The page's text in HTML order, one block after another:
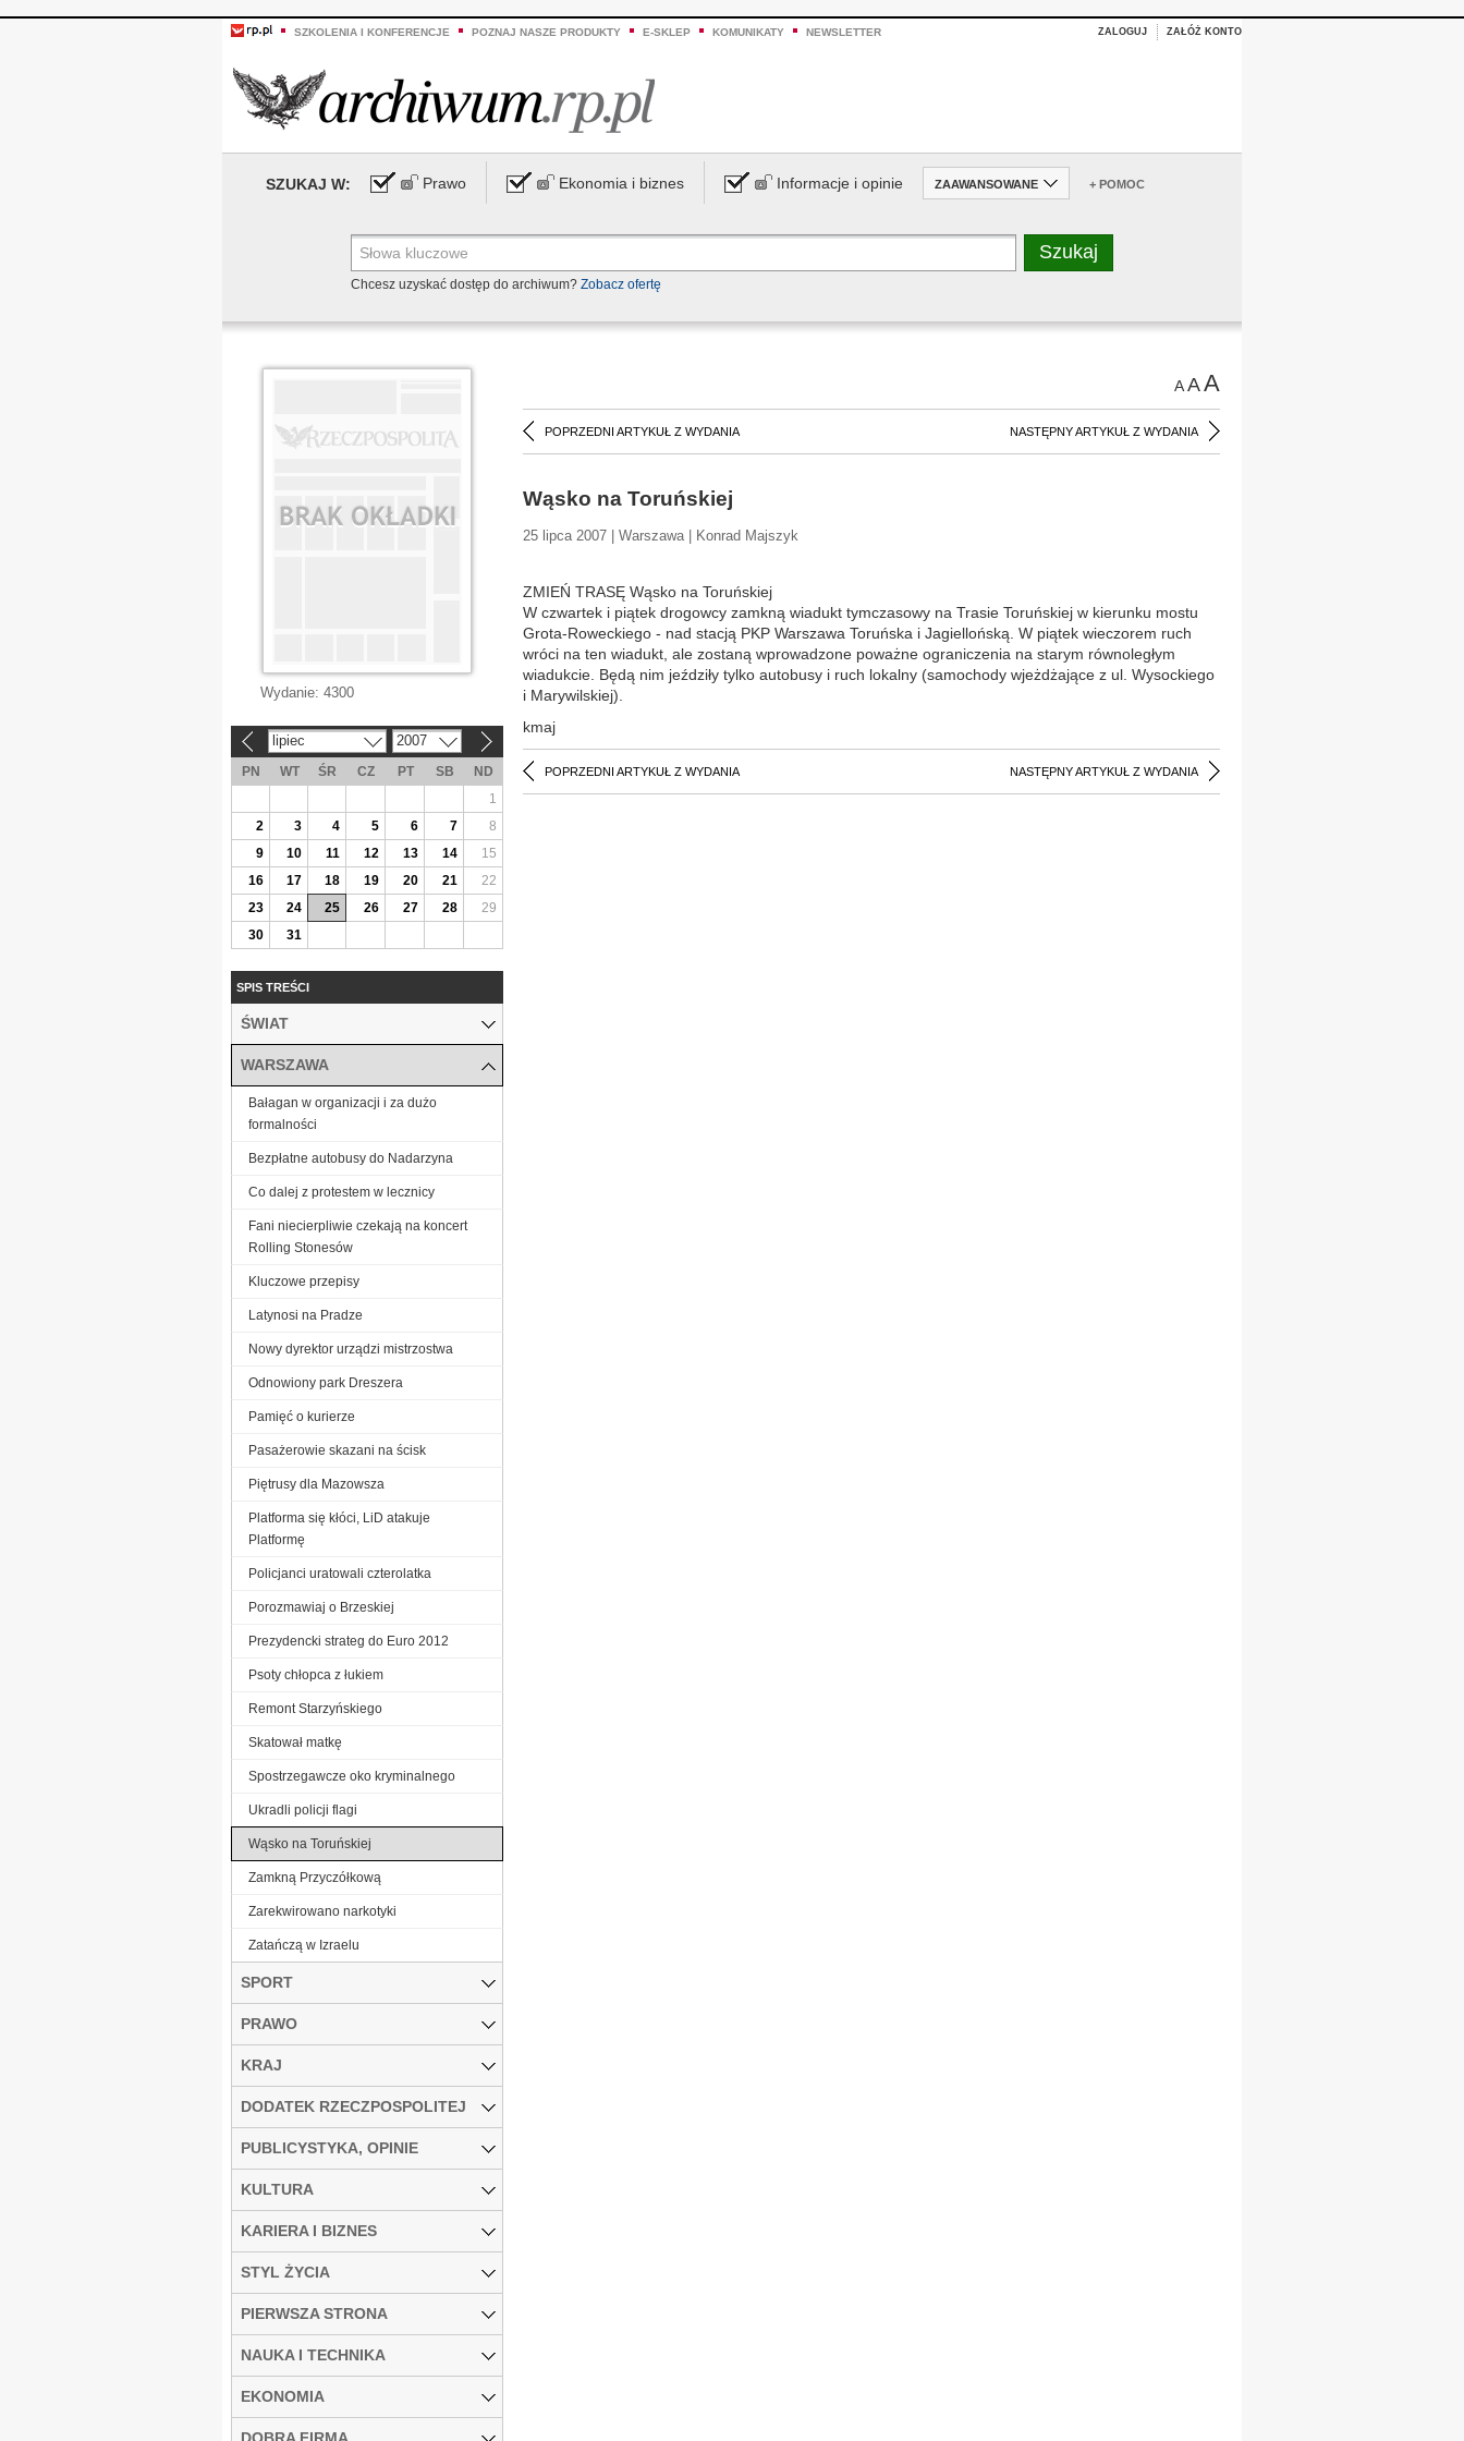
SZKOLENIA I KONFERENCJE POZNAJ NASZE PRODUKTY E-SKLEP KOMUNIKATY NEWSLETTER ZALOGUJ ZAŁÓŻ KONTO
SZUKAJ W: Prawo Ekonomia i biznes Informacje i opinie ZAAWANSOWANE + POMOC
Chcesz uzyskać dostęp do archiwum? Zobacz ofertę
AAA
POPRZEDNI ARTYKUŁ Z WYDANIA NASTĘPNY ARTYKUŁ Z WYDANIA
Wąsko na Toruńskiej
25 lipca 2007 | Warszawa | Konrad Majszyk
ZMIEŃ TRASĘ Wąsko na Toruńskiej
W czwartek i piątek drogowcy zamkną wiadukt tymczasowy na Trasie Toruńskiej w kierunku mostu
Grota-Roweckiego - nad stacją PKP Warszawa Toruńska i Jagiellońską. W piątek wieczorem ruch
wróci na ten wiadukt, ale zostaną wprowadzone poważne ograniczenia na starym równoległym
wiadukcie. Będą nim jeździły tylko autobusy i ruch lokalny (samochody wjeżdżające z ul. Wysockiego
i Marywilskiej).
kmaj
POPRZEDNI ARTYKUŁ Z WYDANIA NASTĘPNY ARTYKUŁ Z WYDANIA
Wydanie: 4300
lipiec 2007
PN WT ŚR CZ PT SB
ND
1
2
3 4 5 6 7
8
9
10 11 12 13 14
15
16
17 18 19 20 21
22
23
24 25 26 27 28
29
30
31
SPIS TREŚCI
ŚWIAT
WARSZAWA
Bałagan w organizacji i za dużo
formalności
Bezpłatne autobusy do Nadarzyna
Co dalej z protestem w lecznicy
Fani niecierpliwie czekają na koncert
Rolling Stonesów
Kluczowe przepisy
Latynosi na Pradze
Nowy dyrektor urządzi mistrzostwa
Odnowiony park Dreszera
Pamięć o kurierze
Pasażerowie skazani na ścisk
Piętrusy dla Mazowsza
Platforma się kłóci, LiD atakuje
Platformę
Policjanci uratowali czterolatka
Porozmawiaj o Brzeskiej
Prezydencki strateg do Euro 2012
Psoty chłopca z łukiem
Remont Starzyńskiego
Skatował matkę
Spostrzegawcze oko kryminalnego
Ukradli policji flagi
Wąsko na Toruńskiej
Zamkną Przyczółkową
Zarekwirowano narkotyki
Zatańczą w Izraelu
SPORT
PRAWO
KRAJ
DODATEK RZECZPOSPOLITEJ
PUBLICYSTYKA, OPINIE
KULTURA
KARIERA I BIZNES
STYL ŻYCIA
PIERWSZA STRONA
NAUKA I TECHNIKA
EKONOMIA
DOBRA FIRMA